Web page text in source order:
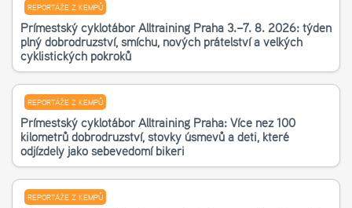
REPORTÁŽE Z KEMPŮ
Příměstský cyklotábor Alltraining Praha 3.–7. 8. 2026: týden
plný dobrodružství, smíchu, nových přátelství a velkých
cyklistických pokroků
REPORTÁŽE Z KEMPŮ
Příměstský cyklotábor Alltraining Praha: Více než 100
kilometrů dobrodružství, stovky úsměvů a děti, které
odjížděly jako sebevědomí bikeři
REPORTÁŽE Z KEMPŮ